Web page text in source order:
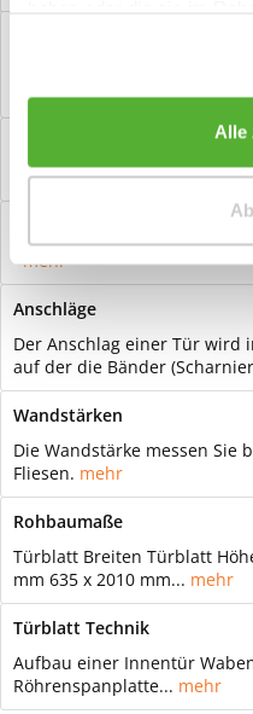
Alle
Ganzglastür Motiv Amara
Element Glas wirkt immer...
Bewertungen lesen,
mehr
Anschläge
Der Anschlag einer Tür wird
auf der die Bänder
Wandstärken
Die Wandstärke messen Sie
Fliesen. mehr
Rohbaumaße
Türblatt Breiten Türblatt
mm 635 x 2010 mm... mehr
Türblatt Technik
Aufbau einer Innentür
Röhrenspanplatte... mehr